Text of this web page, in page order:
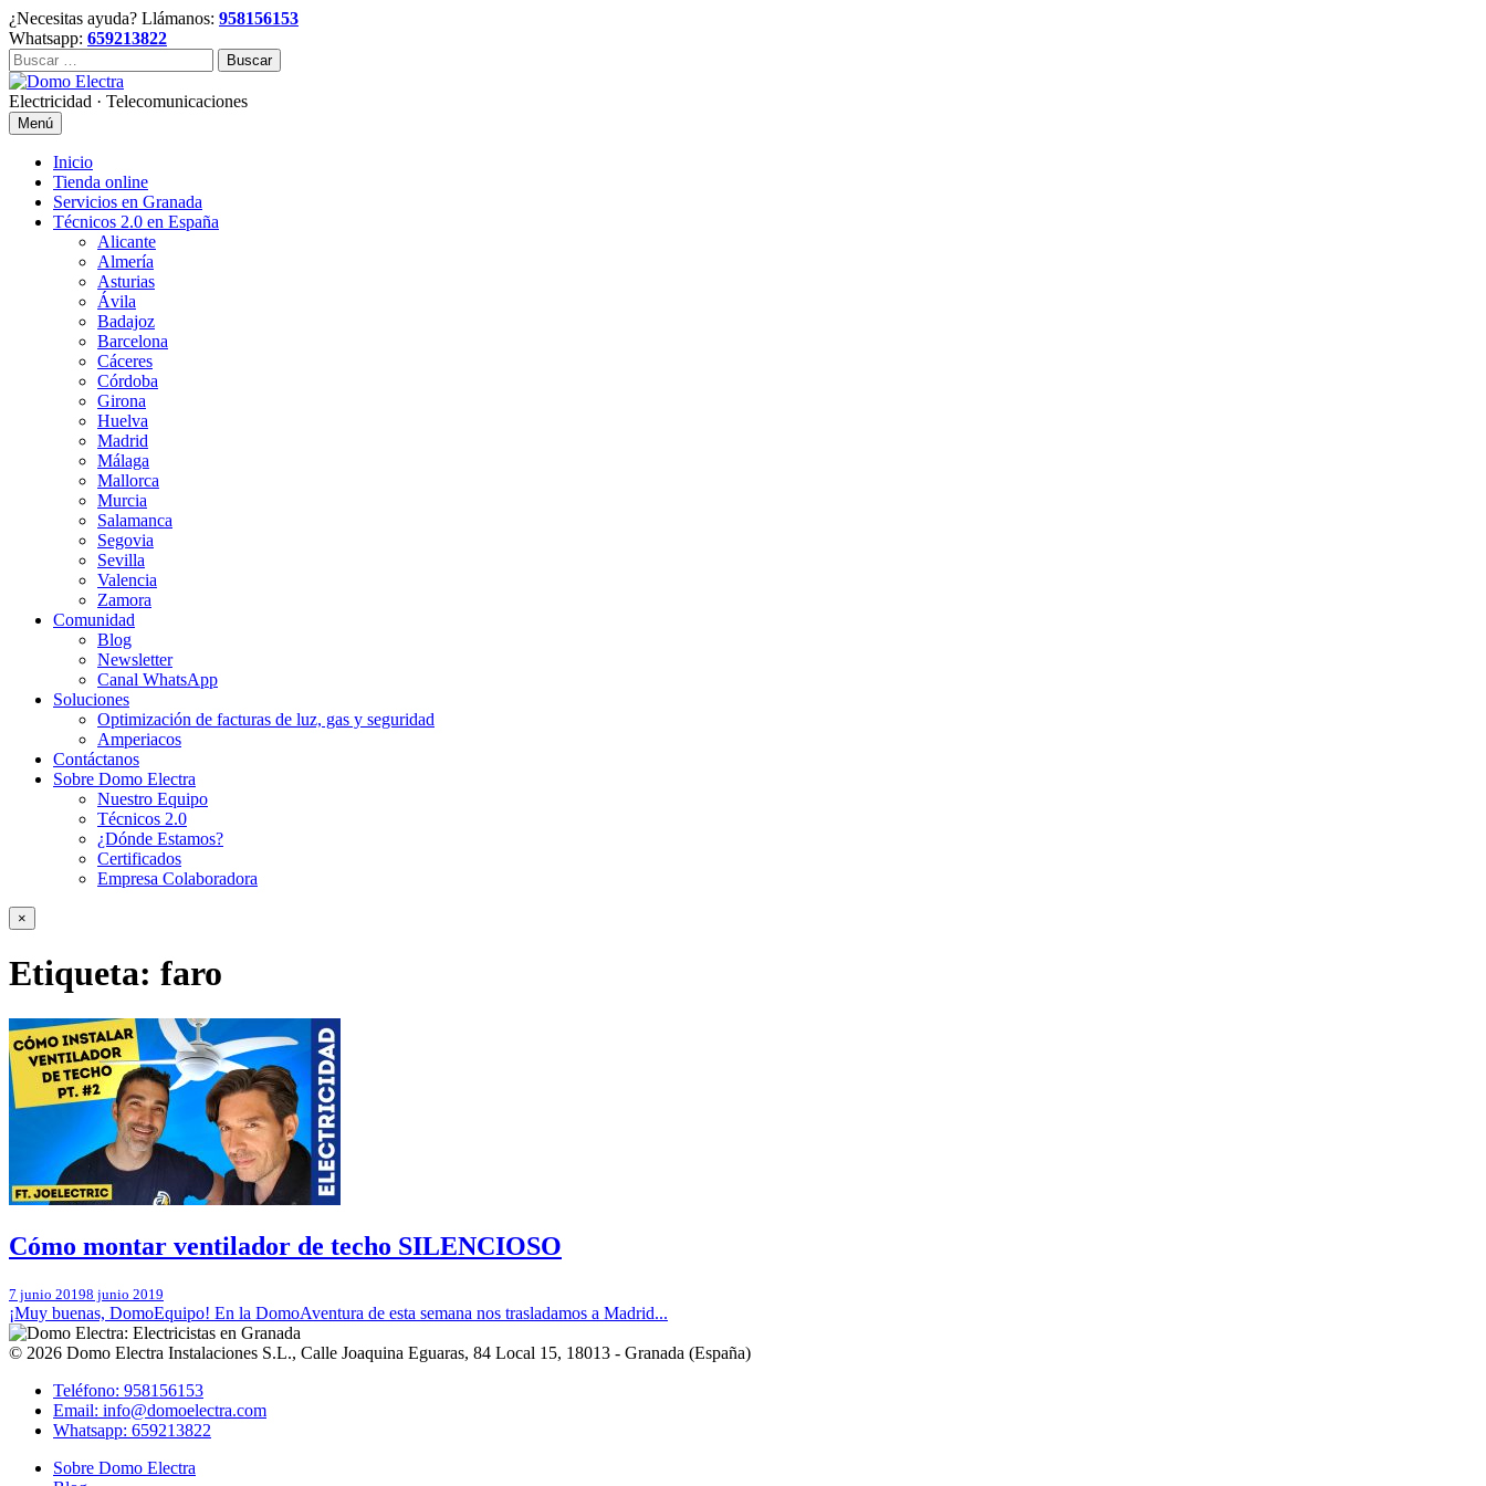
Skip
to
content
¿Necesitas ayuda? Llámanos: 958156153
Whatsapp: 659213822
Buscar:
Electricidad · Telecomunicaciones
Menú
Inicio
Tienda online
Servicios en Granada
Técnicos 2.0 en España
Alicante
Almería
Asturias
Ávila
Badajoz
Barcelona
Cáceres
Córdoba
Girona
Huelva
Madrid
Málaga
Mallorca
Murcia
Salamanca
Segovia
Sevilla
Valencia
Zamora
Comunidad
Blog
Newsletter
Canal WhatsApp
Soluciones
Optimización de facturas de luz, gas y seguridad
Amperiacos
Contáctanos
Sobre Domo Electra
Nuestro Equipo
Técnicos 2.0
¿Dónde Estamos?
Certificados
Empresa Colaboradora
×
Etiqueta: faro
Cómo montar ventilador de techo SILENCIOSO
7 junio 20198 junio 2019
¡Muy buenas, DomoEquipo! En la DomoAventura de esta semana nos trasladamos a Madrid...
© 2026 Domo Electra Instalaciones S.L., Calle Joaquina Eguaras, 84 Local 15, 18013 - Granada (España)
Teléfono: 958156153
Email: info@domoelectra.com
Whatsapp: 659213822
Sobre Domo Electra